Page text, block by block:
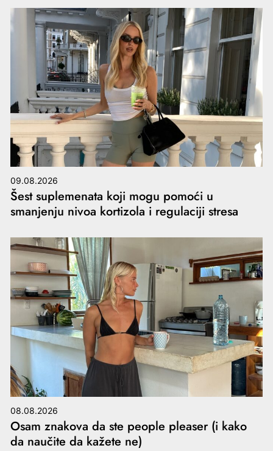
09.08.2026
Šest suplemenata koji mogu pomoći u
smanjenju nivoa kortizola i regulaciji stresa
08.08.2026
Osam znakova da ste people pleaser (i kako
da naučite da kažete ne)